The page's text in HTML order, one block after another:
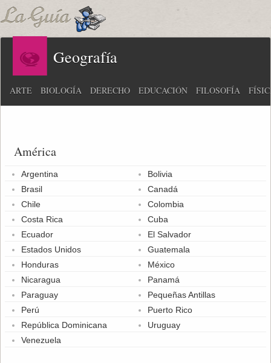
Geografía
ARTE BIOLOGÍA DERECHO EDUCACIÓN FILOSOFÍA
América
Argentina
Bolivia
Brasil
Canadá
Chile
Colombia
Costa Rica
Cuba
Ecuador
El Salvador
Estados Unidos
Guatemala
Honduras
México
Nicaragua
Panamá
Paraguay
Pequeñas Antillas
Perú
Puerto Rico
República Dominicana
Uruguay
Venezuela